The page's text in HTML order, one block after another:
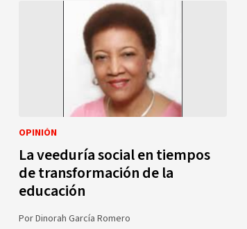
OPINIÓN
La veeduría social en tiempos
de transformación de la
educación
PorDinorah García Romero